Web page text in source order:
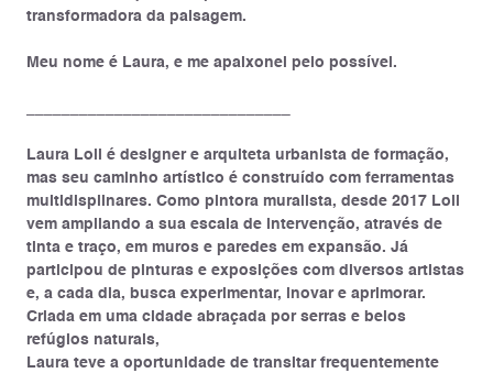
transformadora da paisagem.
Meu nome é Laura, e me apaixonei pelo possível.
Laura Loli é designer e arquiteta urbanista de formação,
mas seu caminho artístico é construído com ferramentas
multidisplinares. Como pintora muralista, desde 2017 Loli
vem ampliando a sua escala de intervenção, através de
tinta e traço, em muros e paredes em expansão. Já
participou de pinturas e exposições com diversos artistas
e, a cada dia, busca experimentar, inovar e aprimorar.
Criada em uma cidade abraçada por serras e belos
refúgios naturais,
Laura teve a oportunidade de transitar frequentemente